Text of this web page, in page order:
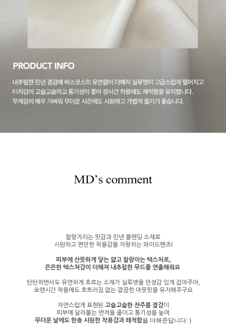
찰랑거리는 핏감과 린넨 블렌딩 소재로
시원하고 편안한 착용감을 자랑하는 와이드팬츠!
피부에 산뜻하게 닿는 얇고 찰랑이는 텍스처로,
은은한 텍스쳐감이 더해져 내추럴한 무드를 연출해줘요
탄탄하면서도 유연하게 흐르는 소재가 실루엣을 안정감 있게 잡아주어,
오랜시간 착용에도 흐트러짐 없는 깔끔한 아웃핏을 유지해주구요
자연스럽게 표현된 고슬고슬한 잔주름 결감이
피부에 달라붙는 면적을 줄이고 통기성을 높여
무더운 날에도 한층 시원한 착용감과 쾌적함을 더해준답니다: )